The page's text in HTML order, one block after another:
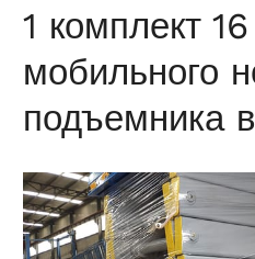
1 комплект
мобильного
подъемника